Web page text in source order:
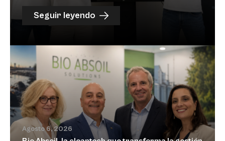
Seguir leyendo
Agosto 6, 2026